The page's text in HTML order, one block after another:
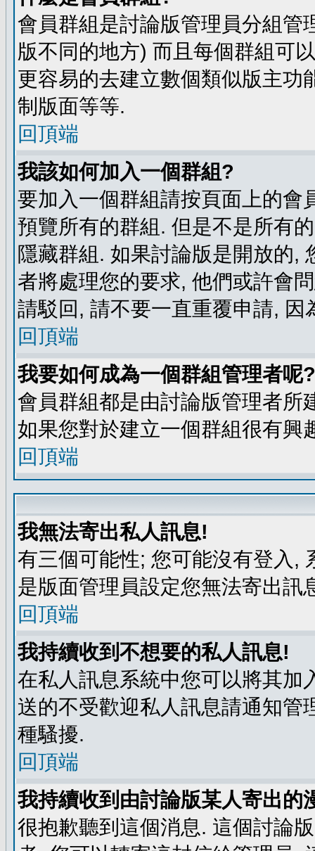
會員群組是討論版管理員分組管
版不同的地方) 而且每個群組可
更容易的去建立數個類似版主功
制版面等等.
回頂端
我該如何加入一個群組?
要加入一個群組請按頁面上的會
預覽所有的群組. 但是不是所有
隱藏群組. 如果討論版是開放的,
者將處理您的要求, 他們或許會
請駁回, 請不要一直重覆申請, 因
回頂端
我要如何成為一個群組管理者呢?
會員群組都是由討論版管理者所
如果您對於建立一個群組很有興
回頂端
我無法寄出私人訊息!
有三個可能性; 您可能沒有登入,
是版面管理員設定您無法寄出訊
回頂端
我持續收到不想要的私人訊息!
在私人訊息系統中您可以將其加
送的不受歡迎私人訊息請通知管
種騷擾.
回頂端
我持續收到由討論版某人寄出的
很抱歉聽到這個消息. 這個討論